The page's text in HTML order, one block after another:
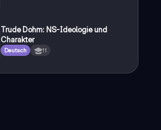
Trude Dohm: NS-Ideologie und
Charakter
Deutsch 11